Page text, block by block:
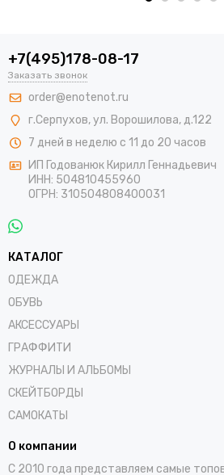
+7(495)178-08-17
Заказать звонок
order@enotenot.ru
г.Серпухов, ул. Ворошилова, д.122
7 дней в неделю с 11 до 20 часов
ИП Годованюк Кирилл Геннадьевич
ИНН: 504810455960
ОГРН: 310504808400031
КАТАЛОГ
ОДЕЖДА
ОБУВЬ
АКСЕССУАРЫ
ГРАФФИТИ
ЖУРНАЛЫ И АЛЬБОМЫ
СКЕЙТБОРДЫ
САМОКАТЫ
О компании
С 2010 года представляем самые